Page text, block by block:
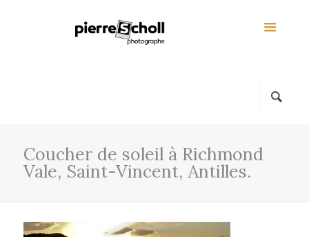
Coucher de soleil à Richmond
Vale, Saint-Vincent, Antilles.